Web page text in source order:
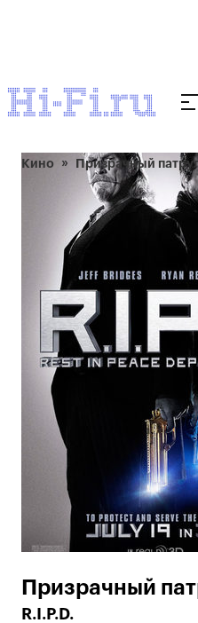
Кино Призрачный
Призрачный
R.I.P.D.